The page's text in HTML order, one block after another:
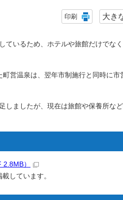
印刷 大き
ているため、ホテルや旅館だけでな
営温泉は、翌年市制施行と同時に市
しましたが、現在は旅館や保養所な
）
しています。